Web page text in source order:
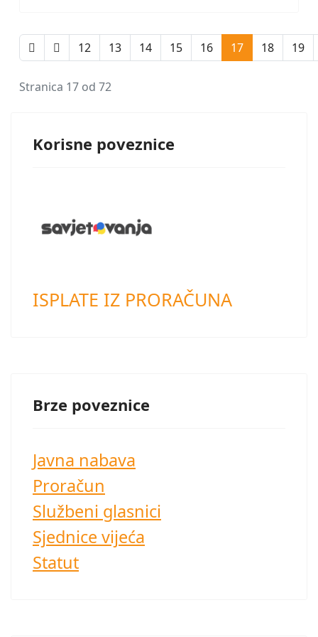
12 13 14 15 16 17 18 19
Stranica 17 od 72
Korisne poveznice
ISPLATE IZ PRORAČUNA
Brze poveznice
Javna nabava
Proračun
Službeni glasnici
Sjednice vijeća
Statut